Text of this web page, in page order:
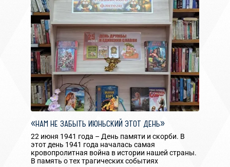
«НАМ НЕ ЗАБЫТЬ ИЮНЬСКИЙ ЭТОТ ДЕНЬ»
22 июня 1941 года – День памяти и скорби. В
этот день 1941 года началась самая
кровопролитная война в истории нашей страны.
В память о тех трагических событиях